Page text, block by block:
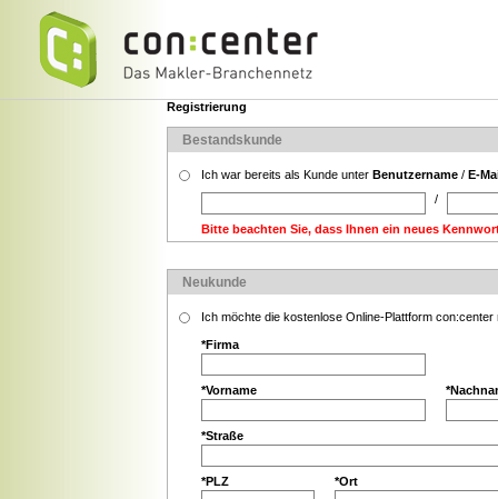
Registrierung
Bestandskunde
Ich war bereits als Kunde unter Benutzername / E-
/
Bitte beachten Sie, dass Ihnen ein neues
Neukunde
Ich möchte die kostenlose Online-Plattform
*Firma
*Vorname *
*Straße
*PLZ *Ort